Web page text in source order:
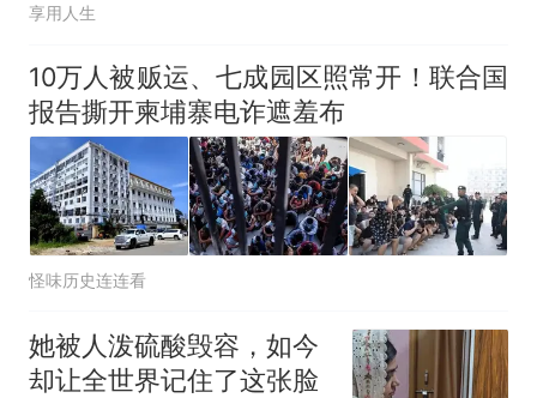
享用人生
10万人被贩运、七成园区照常开！联合国
报告撕开柬埔寨电诈遮羞布
怪味历史连连看
她被人泼硫酸毁容，如今
却让全世界记住了这张脸